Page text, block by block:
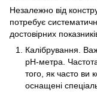
Незалежно від
потребує
достовірних
Калібрування.
рН-метра.
того, як часто ви
оснащені